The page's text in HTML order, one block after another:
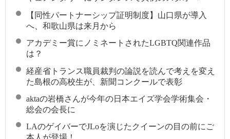
【同性パートナーシップ証明制度】山口県が導入
へ、和歌山県は来月から
アカデミー賞にノミネートされたLGBTQ関連作品
は？
経産省トランス職員裁判の論説を読んで考えを変え
た島根の高校生が、新聞コンクールで表彰
aktaの岩橋さんが今年の日本エイズ学会学術集会・
総会の会長に
LAのゲイバーでJLoを演じたクイーンの目の前にご